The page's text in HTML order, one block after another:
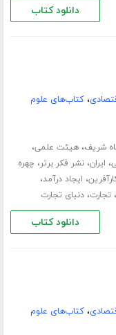
دانلود کتاب
،کتاب‌های علوم
شریف،هیئت علمی،
، ایران،نشر فکر برتر، چهره
، ایجاد درآمد،
، تجارت،دنیای تجارت
دانلود کتاب
،کتاب‌های علوم